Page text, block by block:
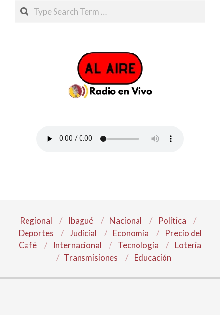
Search
Regional Ibagué Nacional
Política
Deportes
Judicial Economía
Precio del
Café
Internacional Tecnología
Lotería
Transmisiones
Educación